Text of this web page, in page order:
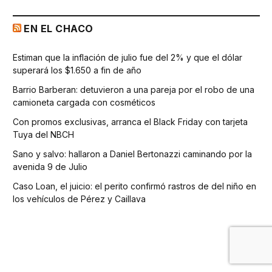
EN EL CHACO
Estiman que la inflación de julio fue del 2% y que el dólar
superará los $1.650 a fin de año
Barrio Barberan: detuvieron a una pareja por el robo de una
camioneta cargada con cosméticos
Con promos exclusivas, arranca el Black Friday con tarjeta
Tuya del NBCH
Sano y salvo: hallaron a Daniel Bertonazzi caminando por la
avenida 9 de Julio
Caso Loan, el juicio: el perito confirmó rastros de del niño en
los vehículos de Pérez y Caillava